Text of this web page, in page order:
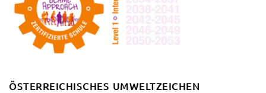
ÖSTERREICHISCHES UMWELTZEICHEN